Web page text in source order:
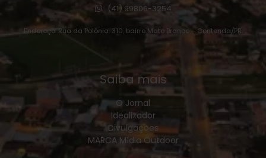
(41) 99806-3254
Endereço: Rua da Polônia, 310, bairro Mato Branco – Contenda/PR.
Saiba mais
O Jornal
Idealizador
Divulgações
MARCA Mídia Outdoor